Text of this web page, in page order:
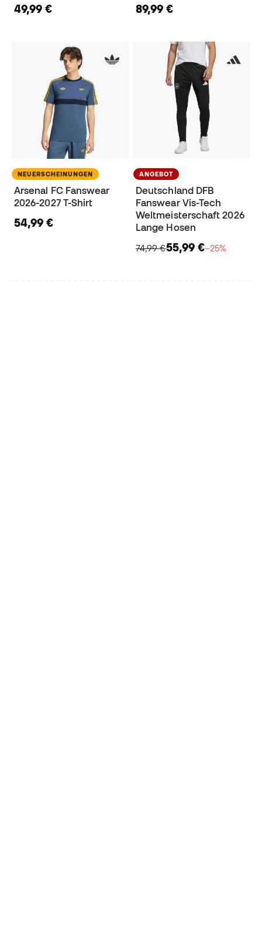
49,99 € 89,99 €
NEUERSCHEINUNGEN
Arsenal FC Fanswear
2026-2027 T-Shirt
54,99 €
ANGEBOT
Deutschland DFB
Fanswear Vis-Tech
Weltmeisterschaft 2026
Lange Hosen
74,99 €55,99 €−25%